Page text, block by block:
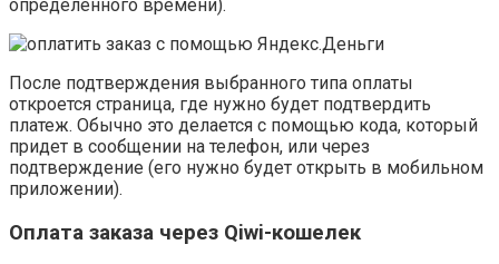
определенного времени).
После подтверждения выбранного типа оплаты
откроется страница, где нужно будет подтвердить
платеж. Обычно это делается с помощью кода, который
придет в сообщении на телефон, или через
подтверждение (его нужно будет открыть в мобильном
приложении).
Оплата заказа через Qiwi-кошелек